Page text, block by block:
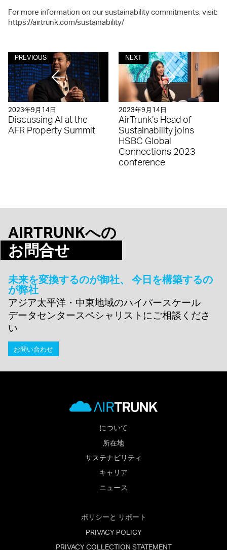
For more information on our sustainability commitments, visit:
https://airtrunk.com/sustainability/
2023年9月14日
Discussing AI at the
AFR Property Summit
PREVIOUS
2023年9月14日
AirTrunk’s Head of
Sustainability joins
HSBC Global
Connections 2023
conference
NEXT
AIRTRUNKへの
お問合せ
未来を変換するのが御社、 今日を構築するの
が弊社
アジア太平洋・中東地域のハイパースケール
データセンタースペシャリストにご相談くださ
い
お問い合わせ
について
所在地
サステナビリティ
キャリア
ニュース
ポリシーと リポート
PRIVACY POLICY
PRIVACY COLLECTION STATEMENT